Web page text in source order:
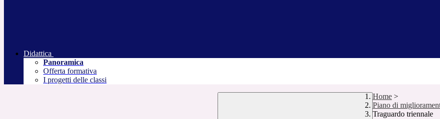
Didattica
Panoramica
Offerta formativa
I progetti delle classi
Home >
Piano di
Traguardo triennale